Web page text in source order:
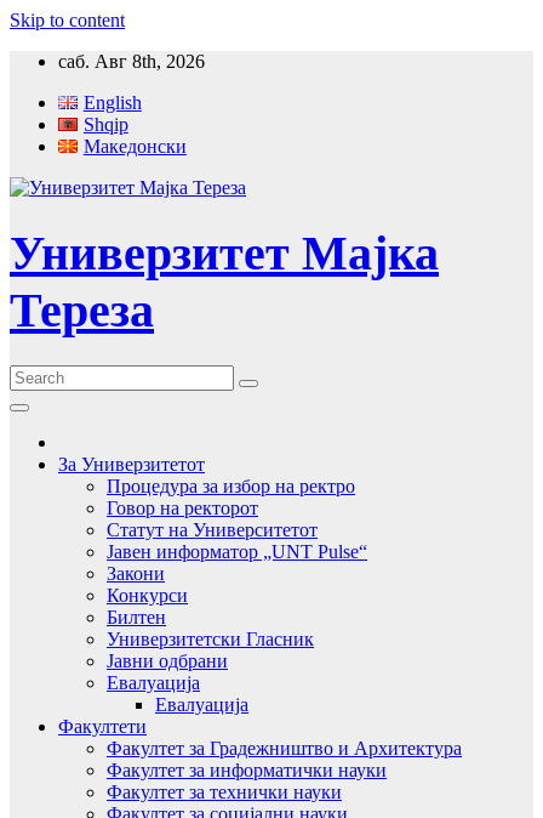
Skip to content
саб. Авг 8th, 2026
English
Shqip
Македонски
Универзитет Мајка
Тереза
За Универзитетот
Процедура за избор на ректро
Говор на ректорот
Статут на Университетот
Јавен информатор „UNT Pulse“
Закони
Конкурси
Билтен
Универзитетски Гласник
Јавни одбрани
Евалуација
Евалуација
Факултети
Факултет за Градежништво и Архитектура
Факултет за информатички науки
Факултет за технички науки
Факултет за социјални науки